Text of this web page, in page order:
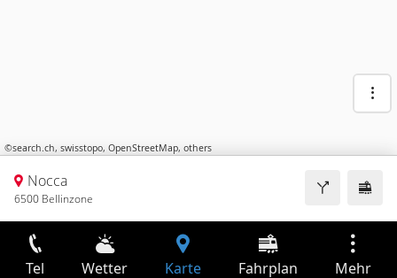
©search.ch, swisstopo, OpenStreetMap, others
Nocca
6500 Bellinzone
Tel Wetter Karte Fahrplan Mehr